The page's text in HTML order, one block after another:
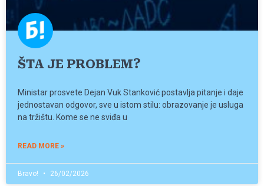
ŠTA JE PROBLEM?
Ministar prosvete Dejan Vuk Stanković postavlja pitanje i daje
jednostavan odgovor, sve u istom stilu: obrazovanje je usluga
na tržištu. Kome se ne sviđa u
READ MORE »
Bravo! 26/02/2026